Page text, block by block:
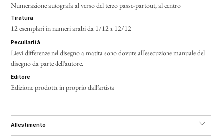
Numerazione autografa al verso del terzo passe-partout, al centro
tiratura
12 esemplari in numeri arabi da 1/12 a 12/12
peculiarità
Lievi differenze nel disegno a matita sono dovute all’esecuzione manuale del
disegno da parte dell’autore.
editore
Edizione prodotta in proprio dall’artista
allestimento